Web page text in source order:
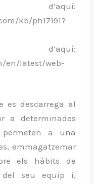
d’aquí:
kb/ph17191?
d’aquí:
en/latest/web-
es descarrega al
a determinades
permeten a una
emmagatzemar
els hàbits de
del seu equip i,